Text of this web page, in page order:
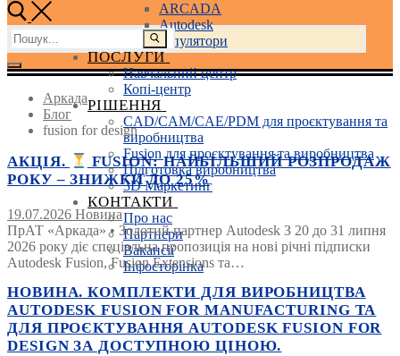
ARCADA
Autodesk
3D маніпулятори
ПОСЛУГИ
Навчальний центр
Копі-центр
РІШЕННЯ
CAD/CAM/CAE/PDM для проєктування та
виробництва
Fusion для проєктування та виробництва
Підготовка виробництва
3D Маркетинг
КОНТАКТИ
Про нас
Партнери
Вакансії
Інфосторінка
Пошук:
Аркада
Блог
fusion for design
АКЦІЯ.
FUSION: НАЙБІЛЬШИЙ РОЗПРОДАЖ
РОКУ – ЗНИЖКИ ДО 25%
19.07.2026 Новина
ПрАТ «Аркада» • Золотий партнер Autodesk З 20 до 31 липня
2026 року діє спеціальна пропозиція на нові річні підписки
Autodesk Fusion, Fusion Extensions та…
НОВИНА. КОМПЛЕКТИ ДЛЯ ВИРОБНИЦТВА
AUTODESK FUSION FOR MANUFACTURING ТА
ДЛЯ ПРОЄКТУВАННЯ AUTODESK FUSION FOR
DESIGN ЗА ДОСТУПНОЮ ЦІНОЮ.